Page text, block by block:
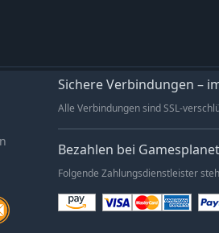
-5% 9,49€
9,49€
-5% 9,49€
-5% 9,49€
-5% 9,49€
Sichere Verbindungen –
Alle Verbindungen sind SSL-
Bezahlen bei Gamesplanet
Folgende Zahlungsdienstleister